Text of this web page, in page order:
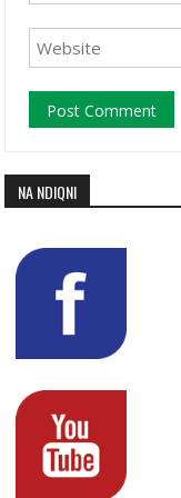
NA NDIQNI